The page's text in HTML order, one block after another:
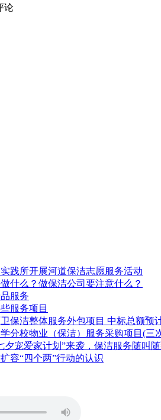
论
践所开展河道保洁志愿服务活动
什么？做保洁公司要注意什么？
服务
服务项目
保洁整体服务外包项目 中标总额预
分校物业（保洁）服务采购项目(三
夕宠爱家计划”来袭，保洁服务随叫
容“四个两”行动的认识